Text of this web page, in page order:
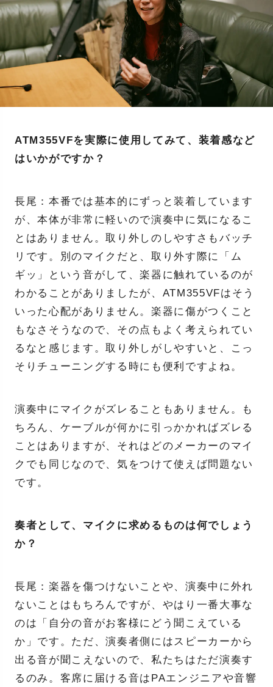
ATM355VFを実際に使用してみて、装着感など
はいかがですか？
長尾：本番では基本的にずっと装着しています
が、本体が非常に軽いので演奏中に気になるこ
とはありません。取り外しのしやすさもバッチ
リです。別のマイクだと、取り外す際に「ム
ギッ」という音がして、楽器に触れているのが
わかることがありましたが、ATM355VFはそう
いった心配がありません。楽器に傷がつくこと
もなさそうなので、その点もよく考えられてい
るなと感じます。取り外しがしやすいと、こっ
そりチューニングする時にも便利ですよね。
演奏中にマイクがズレることもありません。も
ちろん、ケーブルが何かに引っかかればズレる
ことはありますが、それはどのメーカーのマイ
クでも同じなので、気をつけて使えば問題ない
です。
奏者として、マイクに求めるものは何でしょう
か？
長尾：楽器を傷つけないことや、演奏中に外れ
ないことはもちろんですが、やはり一番大事な
のは「自分の音がお客様にどう聞こえている
か」です。ただ、演奏者側にはスピーカーから
出る音が聞こえないので、私たちはただ演奏す
るのみ。客席に届ける音はPAエンジニアや音響